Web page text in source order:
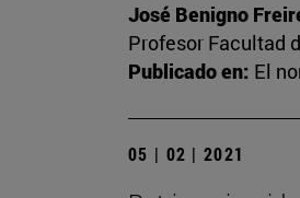
José Benigno
Profesor Facultad
Publicado en: El
05 | 02 | 2021